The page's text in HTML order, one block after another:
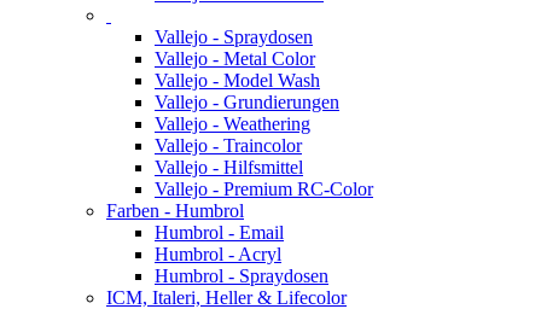
Vallejo - Spraydosen
Vallejo - Metal Color
Vallejo - Model Wash
Vallejo - Grundierungen
Vallejo - Weathering
Vallejo - Traincolor
Vallejo - Hilfsmittel
Vallejo - Premium RC-Color
Farben - Humbrol
Humbrol - Email
Humbrol - Acryl
Humbrol - Spraydosen
ICM, Italeri, Heller & Lifecolor